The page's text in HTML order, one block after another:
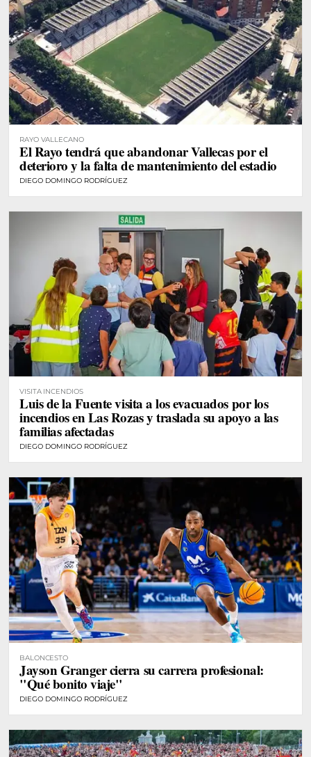
RAYO VALLECANO
El Rayo tendrá que abandonar Vallecas por el
deterioro y la falta de mantenimiento del estadio
DIEGO DOMINGO RODRÍGUEZ
VISITA INCENDIOS
Luis de la Fuente visita a los evacuados por los
incendios en Las Rozas y traslada su apoyo a las
familias afectadas
DIEGO DOMINGO RODRÍGUEZ
BALONCESTO
Jayson Granger cierra su carrera profesional:
"Qué bonito viaje"
DIEGO DOMINGO RODRÍGUEZ